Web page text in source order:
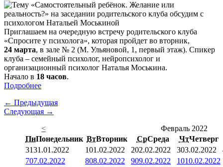
Приглашаем на очередную встречу родительского клуба
«Спросите у психолога», которая пройдет во вторник,
24 марта, в зале № 2 (М. Ульяновой, 1, первый этаж). Спикер
клуба – семейный психолог, нейропсихолог и
организационный психолог Наталья Моськина.
Начало в 18 часов.
Подробнее
← Предыдущая
Следующая →
<
Февраль 2022
ПнПонедельник ВтВторник СрСреда ЧтЧетверг
3131.01.2022 101.02.2022 202.02.2022 303.02.2022
707.02.2022 808.02.2022 909.02.2022 1010.02.2022